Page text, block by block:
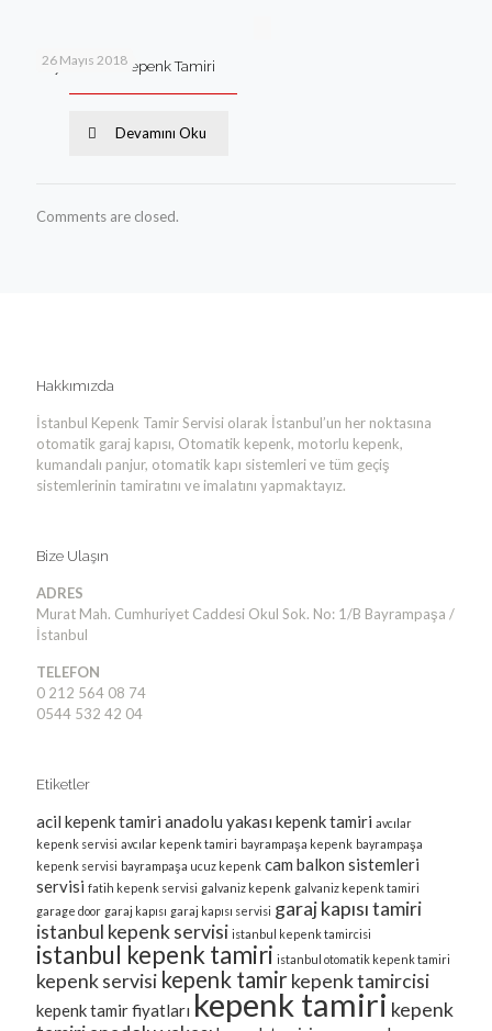
26 Mayıs 2018
Zeytinburnu Kepenk Tamiri
Devamını Oku
Comments are closed.
Hakkımızda
İstanbul Kepenk Tamir Servisi olarak İstanbul’un her noktasına
otomatik garaj kapısı, Otomatik kepenk, motorlu kepenk,
kumandalı panjur, otomatik kapı sistemleri ve tüm geçiş
sistemlerinin tamiratını ve imalatını yapmaktayız.
Bize Ulaşın
ADRES
Murat Mah. Cumhuriyet Caddesi Okul Sok. No: 1/B Bayrampaşa /
İstanbul
TELEFON
0 212 564 08 74
0544 532 42 04
Etiketler
acil kepenk tamiri anadolu yakası kepenk tamiri avcılar
kepenk servisi avcılar kepenk tamiri bayrampaşa kepenk bayrampaşa
kepenk servisi bayrampaşa ucuz kepenk cam balkon sistemleri
servisi fatih kepenk servisi galvaniz kepenk galvaniz kepenk tamiri
garage door garaj kapısı garaj kapısı servisi garaj kapısı tamiri
istanbul kepenk servisi istanbul kepenk tamircisi
istanbul kepenk tamiri istanbul otomatik kepenk tamiri
kepenk servisi kepenk tamirkepenk tamircisi
kepenk tamir fiyatları kepenk tamiri kepenk